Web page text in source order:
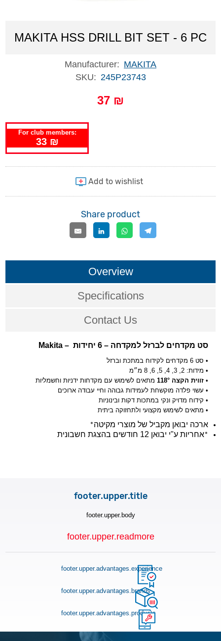
MAKITA HSS DRILL BIT SET - 6 PC
Manufacturer: MAKITA
SKU: 245P23743
37 ₪
For club members:
33 ₪
Share product
Overview
Specifications
Contact Us
סט מקדחים לברזל למקדחה – 6 יחידות – Makita
• סט 6 מקדחים לקידוח במתכת וברזל
• מידות: 2, 3, 4, 5, 6, 8 מ״מ
•זווית הקצה118° מתאים לשימוש עם מקדחות ידניות וחשמליות
• עשוי פלדה מוקשחת לעמידות גבוהה וחיי עבודה ארוכים
• קידוח מדויק ונקי במתכות דקות ובינוניות
• מתאים לשימוש מקצועי ולתחזוקה ביתית
ארכה יבואן מקביל של מוצרי מקיטה*
*אחריות ע"י יבואן 12 חודשים בהצגת חשבונית
footer.upper.title
footer.upper.body
footer.upper.readmore
footer.upper.advantages.experience
footer.upper.advantages.brands
footer.upper.advantages.products